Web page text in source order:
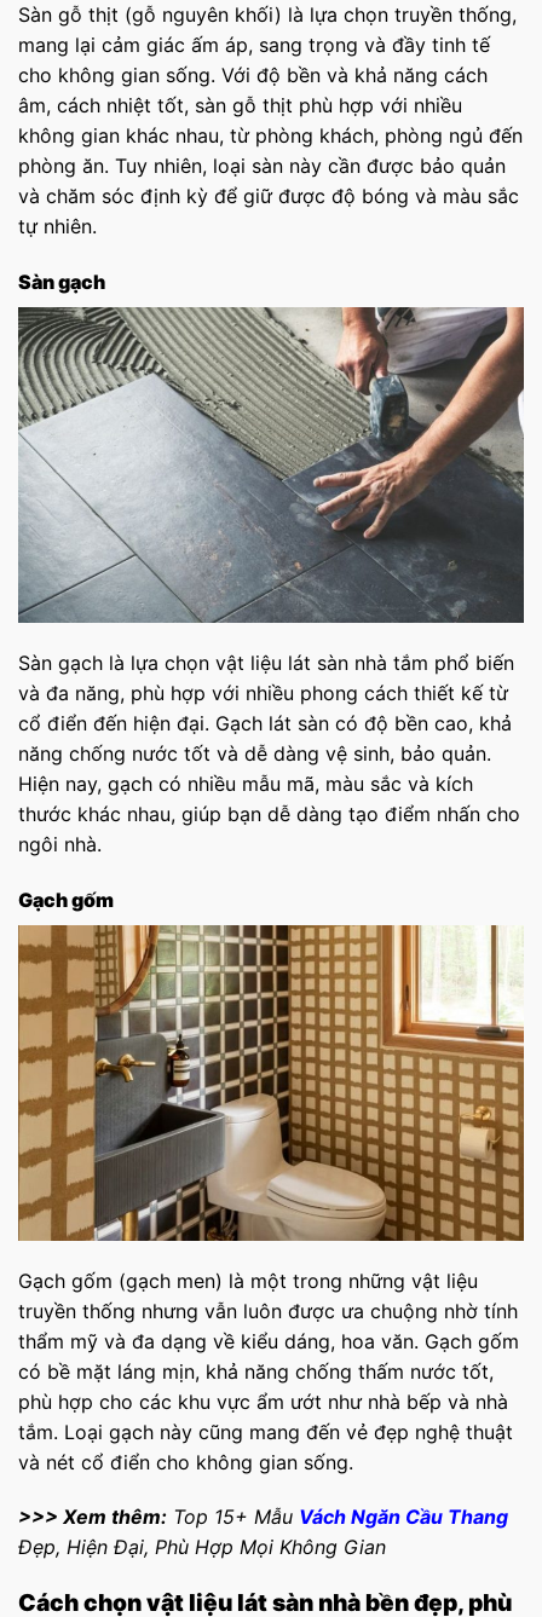
Sàn gỗ thịt (gỗ nguyên khối) là lựa chọn truyền thống,
mang lại cảm giác ấm áp, sang trọng và đầy tinh tế
cho không gian sống. Với độ bền và khả năng cách
âm, cách nhiệt tốt, sàn gỗ thịt phù hợp với nhiều
không gian khác nhau, từ phòng khách, phòng ngủ đến
phòng ăn. Tuy nhiên, loại sàn này cần được bảo quản
và chăm sóc định kỳ để giữ được độ bóng và màu sắc
tự nhiên.
Sàn gạch
Sàn gạch là lựa chọn vật liệu lát sàn nhà tắm phổ biến
và đa năng, phù hợp với nhiều phong cách thiết kế từ
cổ điển đến hiện đại. Gạch lát sàn có độ bền cao, khả
năng chống nước tốt và dễ dàng vệ sinh, bảo quản.
Hiện nay, gạch có nhiều mẫu mã, màu sắc và kích
thước khác nhau, giúp bạn dễ dàng tạo điểm nhấn cho
ngôi nhà.
Gạch gốm
Gạch gốm (gạch men) là một trong những vật liệu
truyền thống nhưng vẫn luôn được ưa chuộng nhờ tính
thẩm mỹ và đa dạng về kiểu dáng, hoa văn. Gạch gốm
có bề mặt láng mịn, khả năng chống thấm nước tốt,
phù hợp cho các khu vực ẩm ướt như nhà bếp và nhà
tắm. Loại gạch này cũng mang đến vẻ đẹp nghệ thuật
và nét cổ điển cho không gian sống.
>>> Xem thêm: Top 15+ Mẫu Vách Ngăn Cầu Thang
Đẹp, Hiện Đại, Phù Hợp Mọi Không Gian
Cách chọn vật liệu lát sàn nhà​ bền đẹp, phù